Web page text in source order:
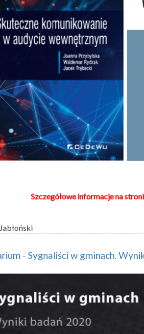
Szczegółowe informacje na
- Sygnaliści w gminach.